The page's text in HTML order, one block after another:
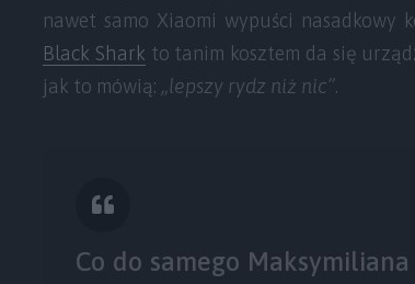
nawet samo Xiaomi wypuści
Black Shark to tanim kosztem da się
jak to mówią: „lepszy rydz niż nic”.
Co do samego